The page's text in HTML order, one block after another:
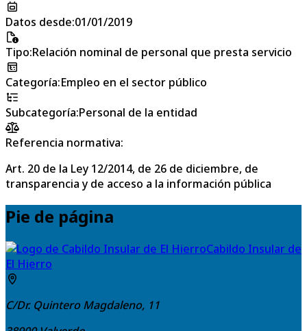
Datos desde:01/01/2019
Tipo:Relación nominal de personal que presta servicio
Categoría:Empleo en el sector público
Subcategoría:Personal de la entidad
Referencia normativa:
Art. 20 de la Ley 12/2014, de 26 de diciembre, de
transparencia y de acceso a la información pública
Pie de página
Cabildo Insular de
El Hierro
C/Dr. Quintero Magdaleno, 11